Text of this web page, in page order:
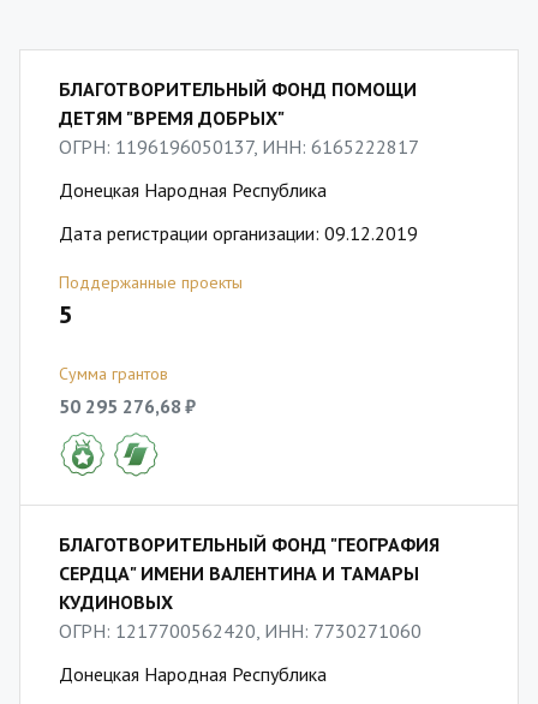
БЛАГОТВОРИТЕЛЬНЫЙ ФОНД ПОМОЩИ
ДЕТЯМ "ВРЕМЯ ДОБРЫХ"
ОГРН: 1196196050137, ИНН: 6165222817
Донецкая Народная Республика
Дата регистрации организации: 09.12.2019
Поддержанные проекты
5
Сумма грантов
50 295 276,68 ₽
БЛАГОТВОРИТЕЛЬНЫЙ ФОНД "ГЕОГРАФИЯ
СЕРДЦА" ИМЕНИ ВАЛЕНТИНА И ТАМАРЫ
КУДИНОВЫХ
ОГРН: 1217700562420, ИНН: 7730271060
Донецкая Народная Республика